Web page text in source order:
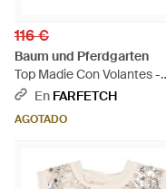
116 €
Baum und Pferdgarten
Top Madie Con Volantes -
Neutro
En FARFETCH
AGOTADO